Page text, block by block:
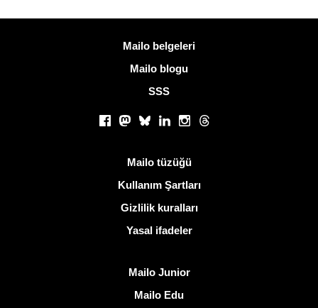
Mailo belgeleri
Mailo blogu
SSS
Facebook
Mastodon
BlueskyLinkedInInstagram
Threads
Mailo tüzüğü
Kullanım Şartları
Gizlilik kuralları
Yasal ifadeler
Mailo Junior
Mailo Edu